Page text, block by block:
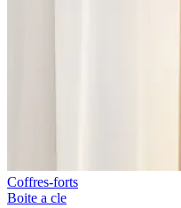
Coffres-forts
Boite a cle